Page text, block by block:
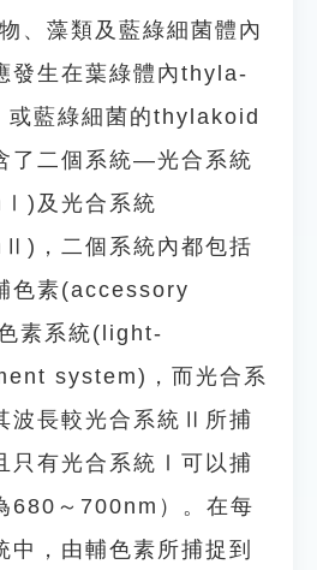
藻類及藍綠細菌體內
發生在葉綠體內thyla-
藍綠細菌的thylakoid
了二個系統—光合系統
及光合系統
，二個系統內都包括
色素(accessory
素系統(light-
system)，而光合系
波長較光合系統Ⅱ所捕
只有光合系統Ⅰ可以捕
680～700nm）。在每
中，由輔色素所捕捉到